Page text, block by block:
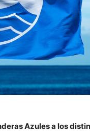
Azules a los